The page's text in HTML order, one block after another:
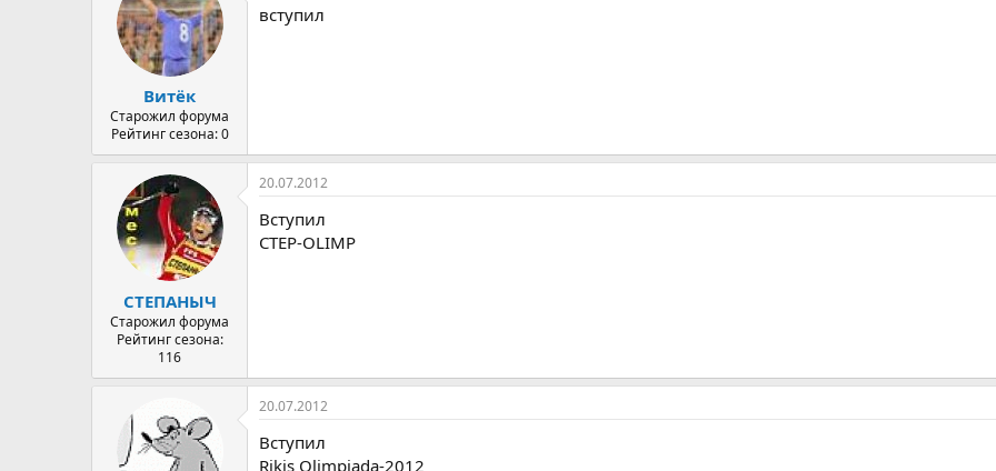
Витёк
Старожил форума
Рейтинг сезона: 0
вступил
СТЕПАНЫЧ
Старожил форума
Рейтинг сезона:
116
20.07.2012
Вступил
CTEP-OLIMP
20.07.2012
Вступил
Rikis Olimpiada-2012